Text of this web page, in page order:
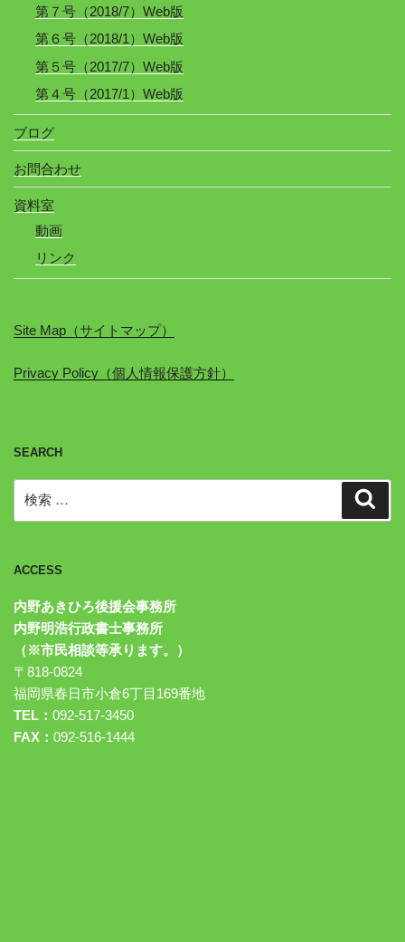
第７号（2018/7）Web版
第６号（2018/1）Web版
第５号（2017/7）Web版
第４号（2017/1）Web版
ブログ
お問合わせ
資料室
動画
リンク
Site Map（サイトマップ）
Privacy Policy（個人情報保護方針）
SEARCH
索:
ACCESS
内野あきひろ後援会事務所
内野明浩行政書士事務所
（※市民相談等承ります。）
〒818-0824
福岡県春日市小倉6丁目169番地
TEL： 092-517-3450
FAX： 092-516-1444